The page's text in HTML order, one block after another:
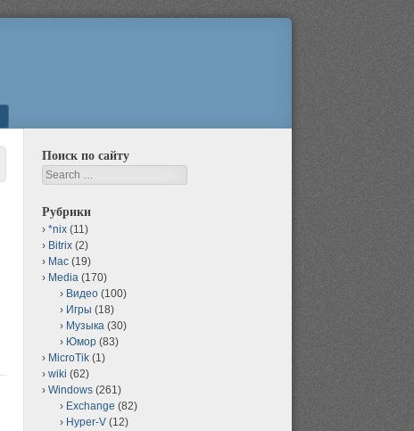
Поиск по сайту
Search
Рубрики
*nix (11)
Bitrix (2)
Mac (19)
Media (170)
Видео (100)
Игры (18)
Музыка (30)
Юмор (83)
MicroTik (1)
wiki (62)
Windows (261)
Exchange (82)
Hyper-V (12)